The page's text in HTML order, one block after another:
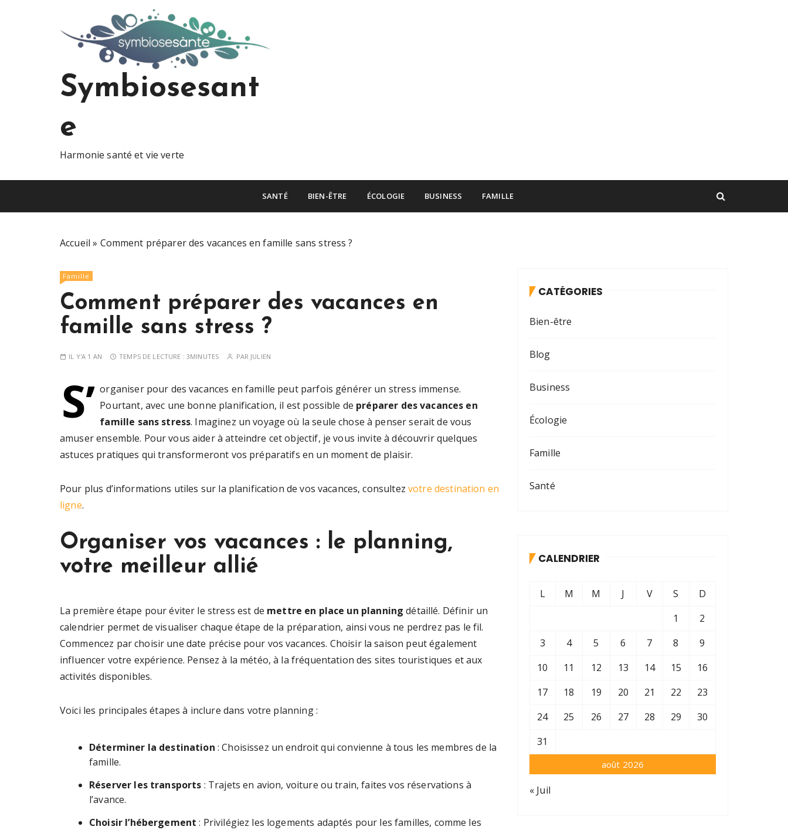
t
Symbiosesant
e
Harmonie santé et vie verte
SANTÉ BIEN-ÊTRE ÉCOLOGIE BUSINESS FAMILLE
Accueil » Comment préparer des vacances en famille sans stress ?
Famille
Comment préparer des vacances en
famille sans stress ?
IL Y'A 1 AN TEMPS DE LECTURE : 3MINUTES PAR JULIEN
S’ organiser pour des vacances en famille peut parfois générer un stress immense.
Pourtant, avec une bonne planification, il est possible de préparer des vacances en
famille sans stress. Imaginez un voyage où la seule chose à penser serait de vous
amuser ensemble. Pour vous aider à atteindre cet objectif, je vous invite à découvrir quelques
astuces pratiques qui transformeront vos préparatifs en un moment de plaisir.
Pour plus d’informations utiles sur la planification de vos vacances, consultez votre destination en
ligne.
Organiser vos vacances : le planning,
votre meilleur allié
La première étape pour éviter le stress est de mettre en place un planning détaillé. Définir un
calendrier permet de visualiser chaque étape de la préparation, ainsi vous ne perdrez pas le fil.
Commencez par choisir une date précise pour vos vacances. Choisir la saison peut également
influencer votre expérience. Pensez à la météo, à la fréquentation des sites touristiques et aux
activités disponibles.
Voici les principales étapes à inclure dans votre planning :
Déterminer la destination : Choisissez un endroit qui convienne à tous les membres de la
famille.
Réserver les transports : Trajets en avion, voiture ou train, faites vos réservations à
l’avance.
Choisir l’hébergement : Privilégiez les logements adaptés pour les familles, comme les
CATÉGORIES
Bien-être
Blog
Business
Écologie
Famille
Santé
CALENDRIER
août 2026
L M M J V S
D
1
2
3
4 5 6 7 8
9
10
11 12 13 14 15
16
17
18 19 20 21 22
23
24
25 26 27 28 29
30
31
« Juil